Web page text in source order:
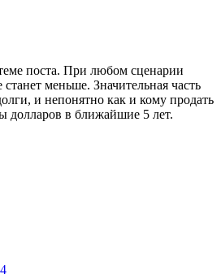
поста. При любом сценарии
меньше. Значительная часть
и непонятно как и кому продать
долларов в ближайшие 5 лет.